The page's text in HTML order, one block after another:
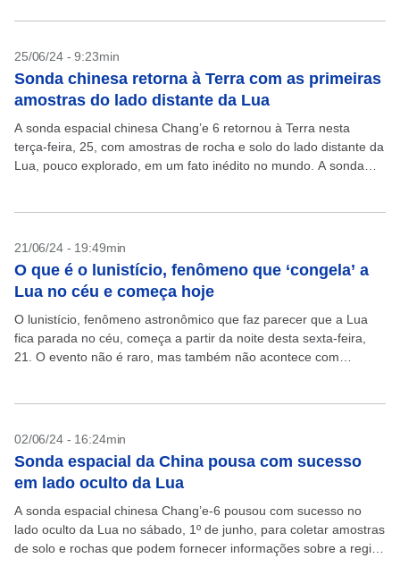
25/06/24 - 9:23min
Sonda chinesa retorna à Terra com as primeiras
amostras do lado distante da Lua
A sonda espacial chinesa Chang’e 6 retornou à Terra nesta
terça-feira, 25, com amostras de rocha e solo do lado distante da
Lua, pouco explorado, em um fato inédito no mundo. A sonda
21/06/24 - 19:49min
O que é o lunistício, fenômeno que ‘congela’ a
Lua no céu e começa hoje
O lunistício, fenômeno astronômico que faz parecer que a Lua
fica parada no céu, começa a partir da noite desta sexta-feira,
21. O evento não é raro, mas também não acontece com
02/06/24 - 16:24min
Sonda espacial da China pousa com sucesso
em lado oculto da Lua
A sonda espacial chinesa Chang’e-6 pousou com sucesso no
lado oculto da Lua no sábado, 1º de junho, para coletar amostras
de solo e rochas que podem fornecer informações sobre a região